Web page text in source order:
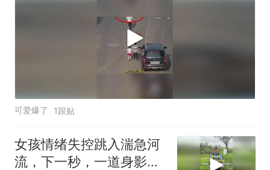
可爱爆了 1跟贴
女孩情绪失控跳入湍急河
流，下一秒，一道身影跟